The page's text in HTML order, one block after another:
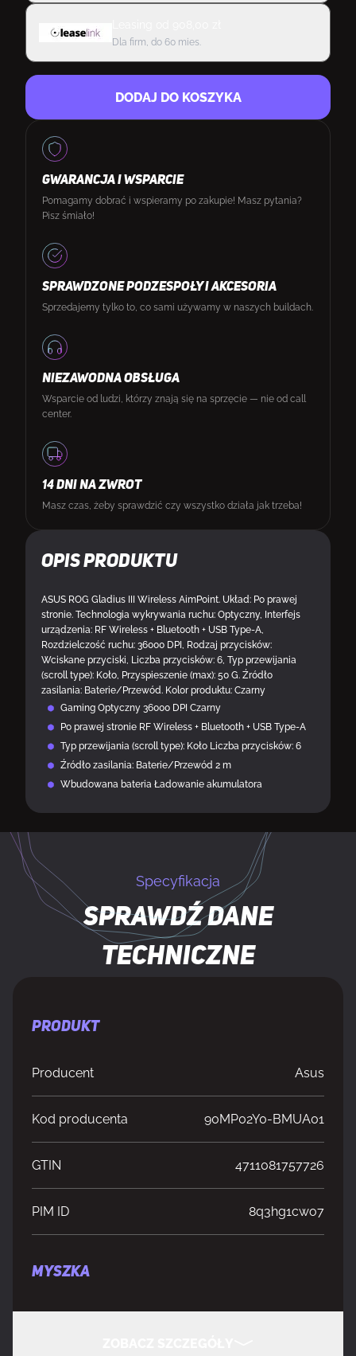
Opis produktu
ASUS ROG Gladius III Wireless AimPoint. Układ: Po prawej
stronie. Technologia wykrywania ruchu: Optyczny, Interfejs
urządzenia: RF Wireless + Bluetooth + USB Type-A,
Rozdzielczość ruchu: 36000 DPI, Rodzaj przycisków:
Wciskane przyciski, Liczba przycisków: 6, Typ przewijania
(scroll type): Koło, Przyspieszenie (max): 50 G. Źródło
zasilania: Baterie/Przewód. Kolor produktu: Czarny
Gaming Optyczny 36000 DPI Czarny
Po prawej stronie RF Wireless + Bluetooth + USB Type-A
Typ przewijania (scroll type): Koło Liczba przycisków: 6
Źródło zasilania: Baterie/Przewód 2 m
Wbudowana bateria Ładowanie akumulatora
Dla firm, do 60 mies.
DODAJ DO KOSZYKA
GWARANCJA I WSPARCIE
Pomagamy dobrać i wspieramy po zakupie! Masz pytania?
Pisz śmiało!
SPRAWDZONE PODZESPOŁY I AKCESORIA
Sprzedajemy tylko to, co sami używamy w naszych buildach.
NIEZAWODNA OBSŁUGA
Wsparcie od ludzi, którzy znają się na sprzęcie — nie od call
center.
14 DNI NA ZWROT
Masz czas, żeby sprawdzić czy wszystko działa jak trzeba!
Specyfikacja
Sprawdź dane
techniczne
PRODUKT
Producent Asus
Kod producenta 90MP02Y0-BMUA01
GTIN 4711081757726
PIM ID 8q3hg1cwo7
MYSZKA